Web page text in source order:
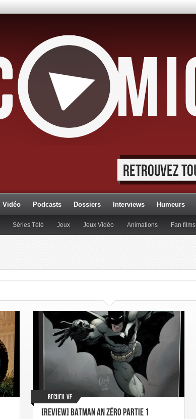
Vidéo Podcasts Dossiers Interviews Humeurs
Séries Télé Jeux Jeux Vidéo Animations Fan films
Recueil VF
[Review] Batman An zéro Partie 1